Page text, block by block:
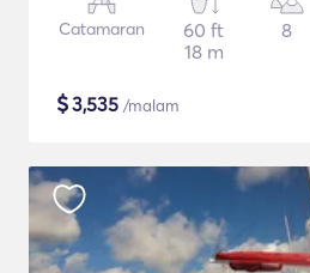
Catamaran
60 ft
18 m
8
$3,535 /malam